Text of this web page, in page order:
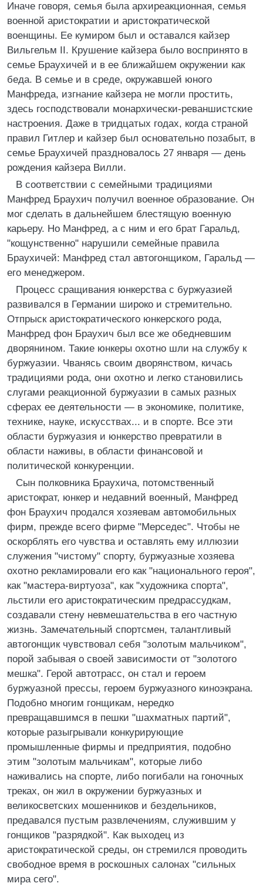
Иначе говоря, семья была архиреакционная, семья
военной аристократии и аристократической
военщины. Ее кумиром был и оставался кайзер
Вильгельм II. Крушение кайзера было воспринято в
семье Браухичей и в ее ближайшем окружении как
беда. В семье и в среде, окружавшей юного
Манфреда, изгнание кайзера не могли простить,
здесь господствовали монархически-реваншистские
настроения. Даже в тридцатых годах, когда страной
правил Гитлер и кайзер был основательно позабыт, в
семье Браухичей праздновалось 27 января — день
рождения кайзера Вилли.
В соответствии с семейными традициями
Манфред Браухич получил военное образование. Он
мог сделать в дальнейшем блестящую военную
карьеру. Но Манфред, а с ним и его брат Гаральд,
"кощунственно" нарушили семейные правила
Браухичей: Манфред стал автогонщиком, Гаральд —
его менеджером.
Процесс сращивания юнкерства с буржуазией
развивался в Германии широко и стремительно.
Отпрыск аристократического юнкерского рода,
Манфред фон Браухич был все же обедневшим
дворянином. Такие юнкеры охотно шли на службу к
буржуазии. Чванясь своим дворянством, кичась
традициями рода, они охотно и легко становились
слугами реакционной буржуазии в самых разных
сферах ее деятельности — в экономике, политике,
технике, науке, искусствах... и в спорте. Все эти
области буржуазия и юнкерство превратили в
области наживы, в области финансовой и
политической конкуренции.
Сын полковника Браухича, потомственный
аристократ, юнкер и недавний военный, Манфред
фон Браухич продался хозяевам автомобильных
фирм, прежде всего фирме "Мерседес". Чтобы не
оскорблять его чувства и оставлять ему иллюзии
служения "чистому" спорту, буржуазные хозяева
охотно рекламировали его как "национального героя",
как "мастера-виртуоза", как "художника спорта",
льстили его аристократическим предрассудкам,
создавали стену невмешательства в его частную
жизнь. Замечательный спортсмен, талантливый
автогонщик чувствовал себя "золотым мальчиком",
порой забывая о своей зависимости от "золотого
мешка". Герой автотрасс, он стал и героем
буржуазной прессы, героем буржуазного киноэкрана.
Подобно многим гонщикам, нередко
превращавшимся в пешки "шахматных партий",
которые разыгрывали конкурирующие
промышленные фирмы и предприятия, подобно
этим "золотым мальчикам", которые либо
наживались на спорте, либо погибали на гоночных
треках, он жил в окружении буржуазных и
великосветских мошенников и бездельников,
предавался пустым развлечениям, служившим у
гонщиков "разрядкой". Как выходец из
аристократической среды, он стремился проводить
свободное время в роскошных салонах "сильных
мира сего".